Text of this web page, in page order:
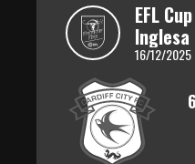
EFL
Inglesa
16/12/2025